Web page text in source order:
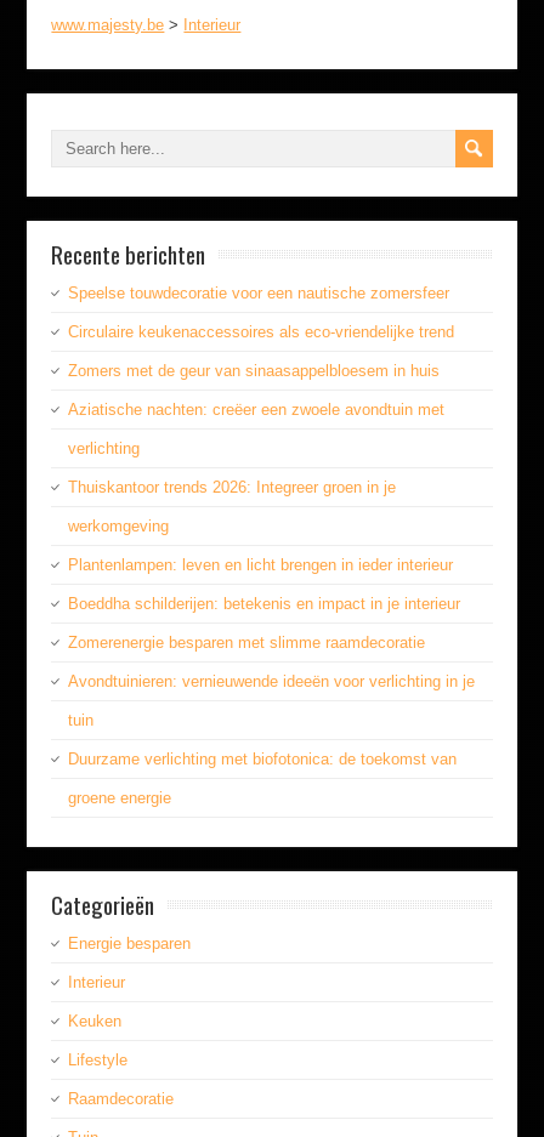
www.majesty.be > Interieur
Recente berichten
Speelse touwdecoratie voor een nautische zomersfeer
Circulaire keukenaccessoires als eco-vriendelijke trend
Zomers met de geur van sinaasappelbloesem in huis
Aziatische nachten: creëer een zwoele avondtuin met
verlichting
Thuiskantoor trends 2026: Integreer groen in je
werkomgeving
Plantenlampen: leven en licht brengen in ieder interieur
Boeddha schilderijen: betekenis en impact in je interieur
Zomerenergie besparen met slimme raamdecoratie
Avondtuinieren: vernieuwende ideeën voor verlichting in je
tuin
Duurzame verlichting met biofotonica: de toekomst van
groene energie
Categorieën
Energie besparen
Interieur
Keuken
Lifestyle
Raamdecoratie